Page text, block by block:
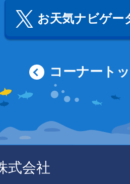
お天気ナビゲー
コーナート
式会社